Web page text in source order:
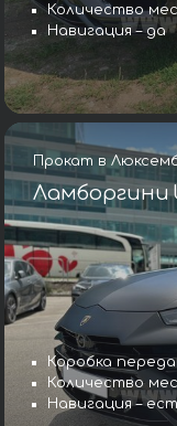
Количество
Навигация – да
Прокат в
Ламборгини
Коробка
Количество
Навигация –